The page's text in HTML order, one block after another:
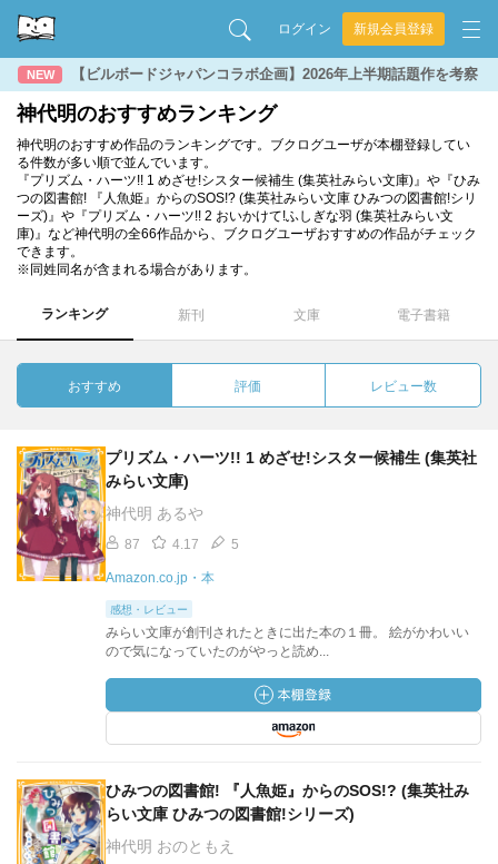
ログイン 新規会員登録
NEW 【ビルボードジャパンコラボ企画】2026年上半期話題作を考察
神代明のおすすめランキング
神代明のおすすめ作品のランキングです。ブクログユーザが本棚登録してい
る件数が多い順で並んでいます。
『プリズム・ハーツ!! 1 めざせ!シスター候補生 (集英社みらい文庫)』や『ひみ
つの図書館! 『人魚姫』からのSOS!? (集英社みらい文庫 ひみつの図書館!シリ
ーズ)』や『プリズム・ハーツ!! 2 おいかけて!ふしぎな羽 (集英社みらい文
庫)』など神代明の全66作品から、ブクログユーザおすすめの作品がチェック
できます。
※同姓同名が含まれる場合があります。
ランキング 新刊 文庫 電子書籍
おすすめ 評価 レビュー数
プリズム・ハーツ!! 1 めざせ!シスター候補生 (集英社
みらい文庫)
神代明 あるや
87 4.17 5
Amazon.co.jp・本
感想・レビュー
みらい文庫が創刊されたときに出た本の１冊。 絵がかわいい
ので気になっていたのがやっと読め...
ひみつの図書館! 『人魚姫』からのSOS!? (集英社み
らい文庫 ひみつの図書館!シリーズ)
神代明 おのともえ